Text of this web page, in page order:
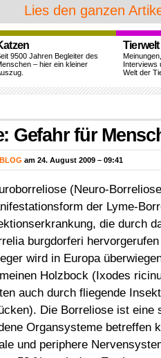
Lies den ganzen
9500 Jahren Begleiter des
– hier ein kleiner
Tierwelt
Interviews
Welt der
Gefahr für
am 24. August 2009 – 09:41
(Neuro-
der Lyme-
die durch
burgdorferi
wird in Europa
Holzbock (Ixodes
auch durch fliegende
Die Borreliose ist eine
Organsysteme betreffen
und periphere